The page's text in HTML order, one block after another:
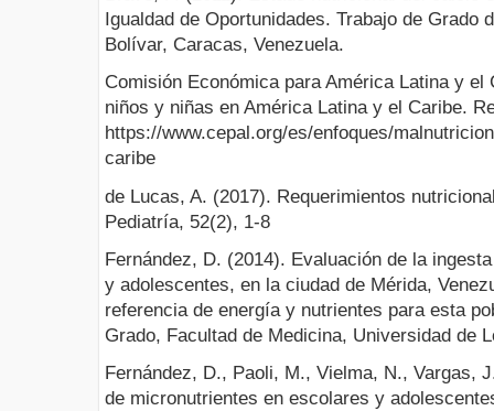
Igualdad de Oportunidades. Trabajo de
Bolívar, Caracas, Venezuela.
Comisión Económica para América Latina y
niños y niñas en América Latina y el Caribe.
https://www.cepal.org/es/enfoques/
caribe
de Lucas, A. (2017). Requerimientos
Pediatría, 52(2), 1-8
Fernández, D. (2014). Evaluación de la
y adolescentes, en la ciudad de Mérida,
referencia de energía y nutrientes para esta
Grado, Facultad de Medicina, Universidad de
Fernández, D., Paoli, M., Vielma, N., Vargas,
de micronutrientes en escolares y